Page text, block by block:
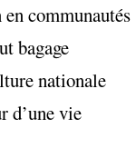
communautés
bagage
nationale
d’une vie